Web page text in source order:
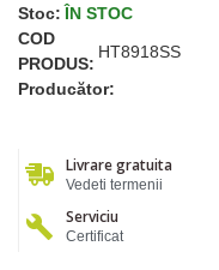
Stoc: ÎN STOC
COD
PRODUS:
HT8918SS
Producător:
Livrare gratuita
Vedeti termenii
Serviciu
Certificat